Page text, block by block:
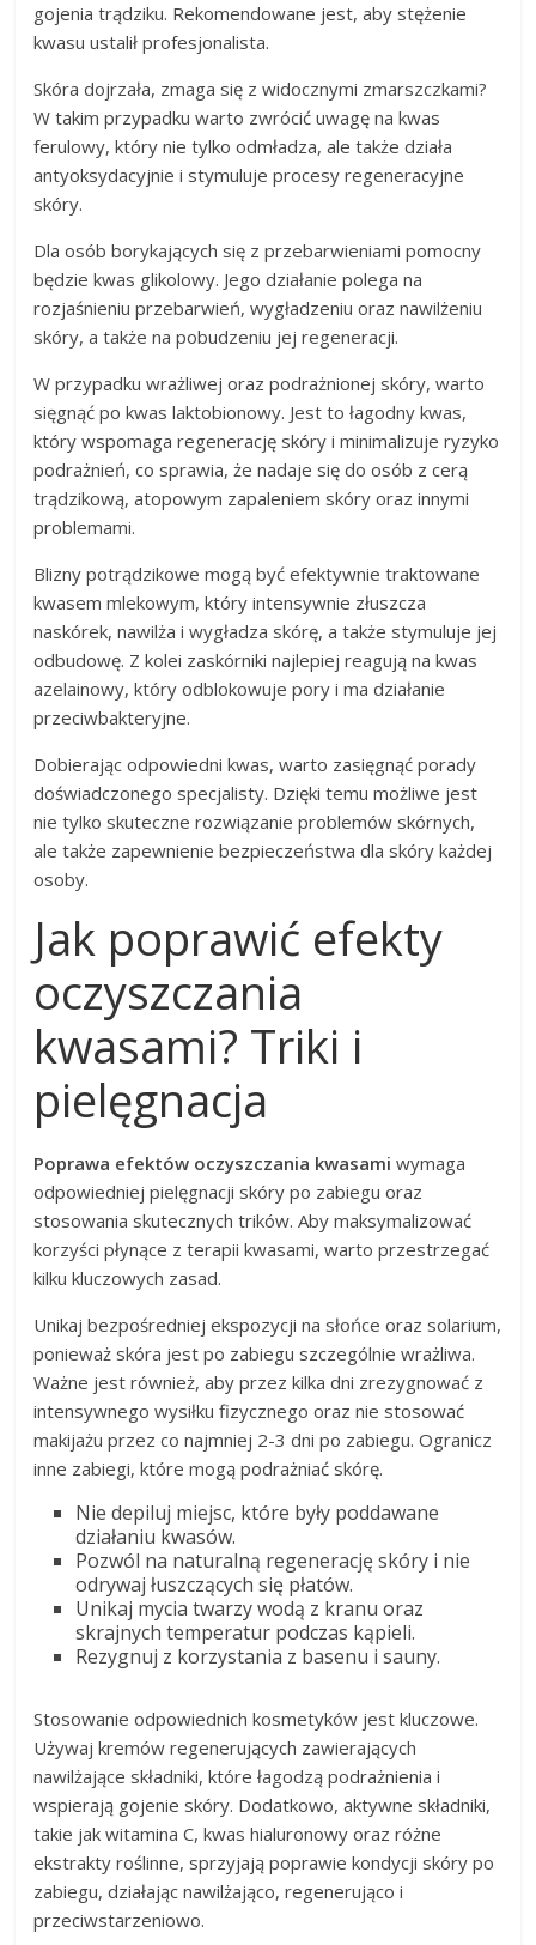
gojenia trądziku. Rekomendowane jest, aby stężenie
kwasu ustalił profesjonalista.
Skóra dojrzała, zmaga się z widocznymi zmarszczkami?
W takim przypadku warto zwrócić uwagę na kwas
ferulowy, który nie tylko odmładza, ale także działa
antyoksydacyjnie i stymuluje procesy regeneracyjne
skóry.
Dla osób borykających się z przebarwieniami pomocny
będzie kwas glikolowy. Jego działanie polega na
rozjaśnieniu przebarwień, wygładzeniu oraz nawilżeniu
skóry, a także na pobudzeniu jej regeneracji.
W przypadku wrażliwej oraz podrażnionej skóry, warto
sięgnąć po kwas laktobionowy. Jest to łagodny kwas,
który wspomaga regenerację skóry i minimalizuje ryzyko
podrażnień, co sprawia, że nadaje się do osób z cerą
trądzikową, atopowym zapaleniem skóry oraz innymi
problemami.
Blizny potrądzikowe mogą być efektywnie traktowane
kwasem mlekowym, który intensywnie złuszcza
naskórek, nawilża i wygładza skórę, a także stymuluje jej
odbudowę. Z kolei zaskórniki najlepiej reagują na kwas
azelainowy, który odblokowuje pory i ma działanie
przeciwbakteryjne.
Dobierając odpowiedni kwas, warto zasięgnąć porady
doświadczonego specjalisty. Dzięki temu możliwe jest
nie tylko skuteczne rozwiązanie problemów skórnych,
ale także zapewnienie bezpieczeństwa dla skóry każdej
osoby.
Jak poprawić efekty
oczyszczania
kwasami? Triki i
pielęgnacja
Poprawa efektów oczyszczania kwasami wymaga
odpowiedniej pielęgnacji skóry po zabiegu oraz
stosowania skutecznych trików. Aby maksymalizować
korzyści płynące z terapii kwasami, warto przestrzegać
kilku kluczowych zasad.
Unikaj bezpośredniej ekspozycji na słońce oraz solarium,
ponieważ skóra jest po zabiegu szczególnie wrażliwa.
Ważne jest również, aby przez kilka dni zrezygnować z
intensywnego wysiłku fizycznego oraz nie stosować
makijażu przez co najmniej 2-3 dni po zabiegu. Ogranicz
inne zabiegi, które mogą podrażniać skórę.
Nie depiluj miejsc, które były poddawane
działaniu kwasów.
Pozwól na naturalną regenerację skóry i nie
odrywaj łuszczących się płatów.
Unikaj mycia twarzy wodą z kranu oraz
skrajnych temperatur podczas kąpieli.
Rezygnuj z korzystania z basenu i sauny.
Stosowanie odpowiednich kosmetyków jest kluczowe.
Używaj kremów regenerujących zawierających
nawilżające składniki, które łagodzą podrażnienia i
wspierają gojenie skóry. Dodatkowo, aktywne składniki,
takie jak witamina C, kwas hialuronowy oraz różne
ekstrakty roślinne, sprzyjają poprawie kondycji skóry po
zabiegu, działając nawilżająco, regenerująco i
przeciwstarzeniowo.